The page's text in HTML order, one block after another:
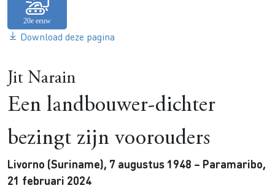
Download deze pagina
Jit Narain
Een landbouwer-dichter
bezingt zijn voorouders
Livorno (Suriname), 7 augustus 1948 – Paramaribo,
21 februari 2024